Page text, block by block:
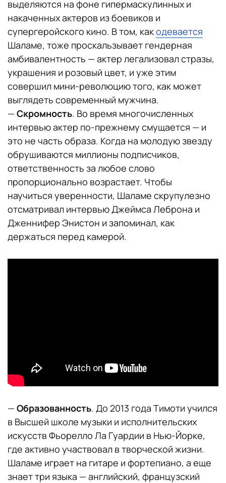
выделяются на фоне гипермаскулинных и
накаченных актеров из боевиков и
супергеройского кино. В том, какодевается
Шаламе, тоже проскальзывает гендерная
амбивалентность — актер легализовал стразы,
украшения и розовый цвет, и уже этим
совершил мини-революцию того, как может
выглядеть современный мужчина.
— Скромность. Во время многочисленных
интервью актер по-прежнему смущается — и
это не часть образа. Когда на молодую звезду
обрушиваются миллионы подписчиков,
ответственность за любое слово
пропорционально возрастает. Чтобы
научиться уверенности, Шаламе скрупулезно
отсматривал интервью Джеймса Леброна и
Дженнифер Энистон и запоминал, как
держаться перед камерой.
— Образованность. До 2013 года Тимоти учился
в Высшей школе музыки и исполнительских
искусств Фьорелло Ла Гуардии в Нью-Йорке,
где активно участвовал в творческой жизни.
Шаламе играет на гитаре и фортепиано, а еще
знает три языка — английский, французский